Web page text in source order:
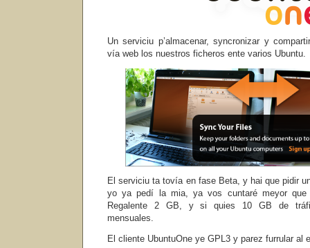
Un serviciu p’almacenar, syncronizar y
vía web los nuestros ficheros ente varios Ubuntu.
El serviciu ta tovía en fase Beta, y hai que pidir
yo ya pedí la mia, ya vos cuntaré meyor
Regalente 2 GB, y si quies 10 GB de
mensuales.
El cliente UbuntuOne ye GPL3 y parez furrular al